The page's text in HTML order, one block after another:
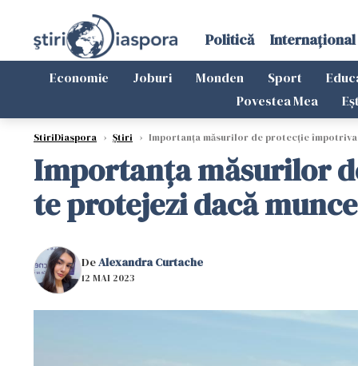
Politică Internațional
Economie Joburi Monden Sport
Povestea Mea
StiriDiaspora › Știri › Importanța măsurilor de protecție
Importanța măsurilor
te protejezi dacă
DeAlexandra Curtache
12 MAI 2023